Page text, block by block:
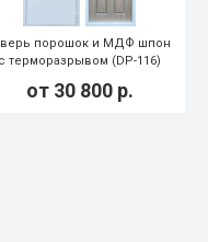
порошок и МДФ шпон
с терморазрывом (DP-116)
от 30 800р.